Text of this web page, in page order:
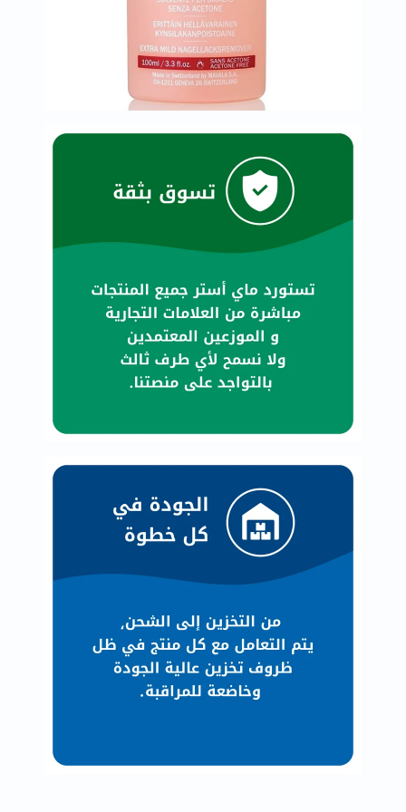
العظام
والمفاصل
المخ
والذاكرة
صحة
القلب
مرضى
والمسالك
البولية
دعم
الكبد
صحة
الفيتامينات
فيتامين
أ
ب
ج
فيتامين
د
فيتامين